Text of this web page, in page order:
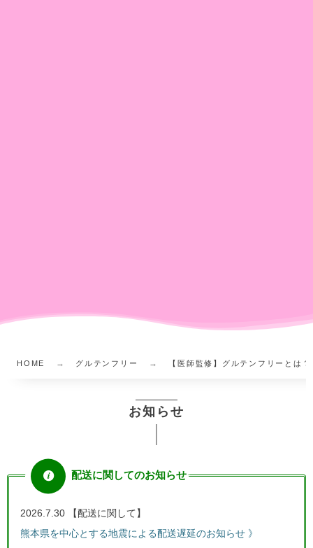
HOME グルテンフリー 【医師監修】グルテンフリーとは
お知らせ
配送に関してのお知らせ
2026.7.30 【配送に関して】
熊本県を中心とする地震による配送遅延のお知らせ 》